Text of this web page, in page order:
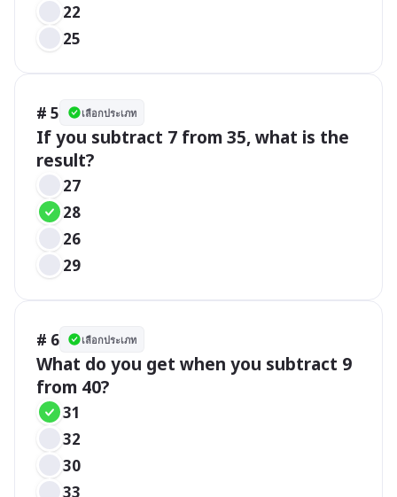
22
25
# 5 เลือกประเภท
If you subtract 7 from 35, what is the
result?
27
28
26
29
# 6 เลือกประเภท
What do you get when you subtract 9
from 40?
31
32
30
33